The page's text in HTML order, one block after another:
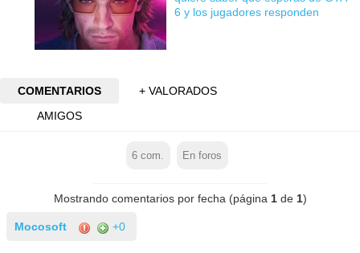
6 y los jugadores responden
COMENTARIOS
+ VALORADOS
AMIGOS
6 com. En foros
Mostrando comentarios por fecha (página 1de 1)
Mocosoft +0